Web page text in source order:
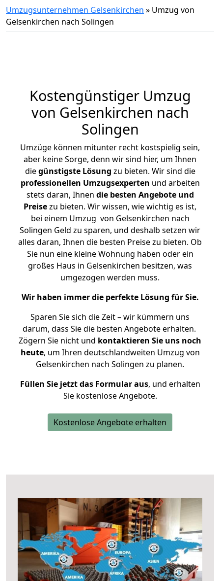
Umzugsunternehmen Gelsenkirchen » Umzug von
Gelsenkirchen nach Solingen
Kostengünstiger Umzug
von Gelsenkirchen nach
Solingen
Umzüge können mitunter recht kostspielig sein,
aber keine Sorge, denn wir sind hier, um Ihnen
diegünstigste Lösung zu bieten. Wir sind die
professionellen Umzugsexperten und arbeiten
stets daran, Ihnen die besten Angebote und
Preisezu bieten. Wir wissen, wie wichtig es ist,
bei einem Umzug von Gelsenkirchen nach
Solingen Geld zu sparen, und deshalb setzen wir
alles daran, Ihnen die besten Preise zu bieten. Ob
Sie nun eine kleine Wohnung haben oder ein
großes Haus in Gelsenkirchen besitzen, was
umgezogen werden muss.
Wir haben immer die perfekte Lösung für Sie.
Sparen Sie sich die Zeit – wir kümmern uns
darum, dass Sie die besten Angebote erhalten.
Zögern Sie nicht und kontaktieren Sie uns noch
heute, um Ihren deutschlandweiten Umzug von
Gelsenkirchen nach Solingen zu planen.
Füllen Sie jetzt das Formular aus, und erhalten
Sie kostenlose Angebote.
Kostenlose Angebote erhalten